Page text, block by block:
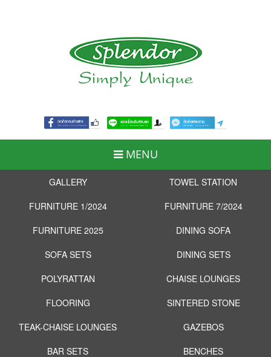
MENU
GALLERY
TOWEL STATION
FURNITURE 1/2024
FURNITURE 7/2024
FURNITURE 2025
DINING SOFA
SOFA SETS
DINING SETS
POLYRATTAN
CHAISE LOUNGES
FLOORING
SINTERED STONE
TEAK-CHAISE LOUNGES
GAZEBOS
BAR SETS
BENCHES